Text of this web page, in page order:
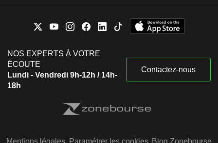
NOS EXPERTS À VOTRE
ÉCOUTE
Lundi - Vendredi 9h-12h / 14h-
18h
Contactez-nous
Mentions légales Paramétrer les cookies Blog Zonebourse